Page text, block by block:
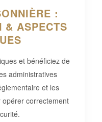
:
& ASPECTS
et bénéficiez de
administratives
et les
correctement